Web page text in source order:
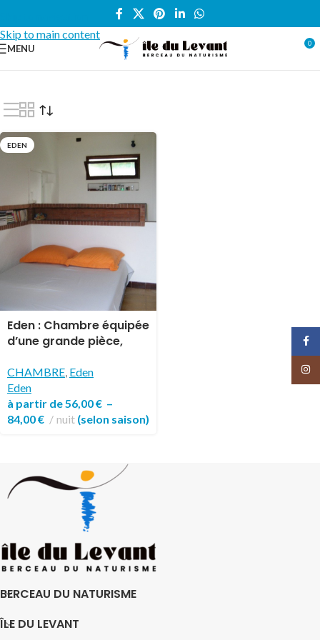
Skip to main content
MENU 0
Accueil Locations vacances CHAMBRE/Eden
EDEN
Eden : Chambre équipée
d’une grande pièce,
CHAMBRE, Eden
Eden
à partir de56,00€ –
84,00€ nuit (selon saison)
BERCEAU DU NATURISME
ÎLE DU LEVANT